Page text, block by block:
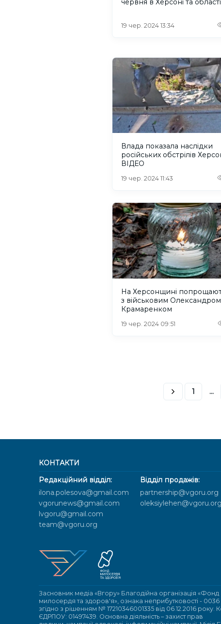
червня в Херсоні та області
19 чер. 2024 13:34
Влада показала наслідки
російських обстрілів
ВІДЕО
19 чер. 2024 11:43
На Херсонщині
з військовим Олександром
Крамаренком
19 чер. 2024 09:51
1 ...
КОНТАКТИ
Редакційний відділ:
ilona.polesova@gmail.com
vgorunews@gmail.com
lvgoru@gmail.com
team@vgoru.org
Відділ продажів:
partnership@vgoru.org
oleksiylehen@vgoru.org
Засновник медіа «Вгору» Благодійна організація «Фонд
милосердя та здоров'я», ознака неприбутковості - 0036
згідно з рішенням № 17210346001335 від 06.12.2016 року.
ЄДРПОУ: 01497439. Основна діяльність – захист прав